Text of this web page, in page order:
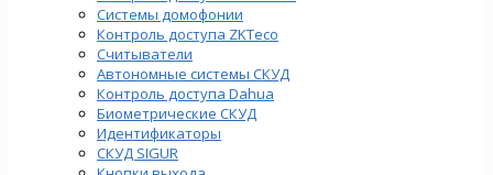
Системы домофонии
Контроль доступа ZKTeco
Считыватели
Автономные системы СКУД
Контроль доступа Dahua
Биометрические СКУД
Идентификаторы
СКУД SIGUR